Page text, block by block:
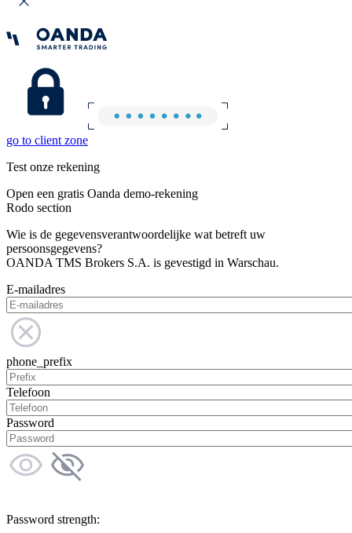
go to client zone
Test onze rekening
Open een gratis Oanda demo-rekening
Rodo section
Wie is de gegevensverantwoordelijke wat betreft uw
persoonsgegevens?
OANDA TMS Brokers S.A. is gevestigd in Warschau.
E-mailadres
phone_prefix
Telefoon
Password
Password strength: